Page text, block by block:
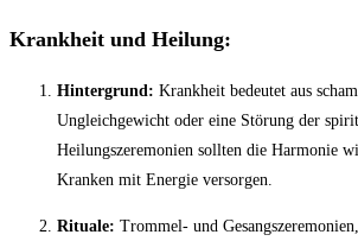
Krankheit und Heilung:
Hintergrund: Krankheit bedeutet aus
Ungleichgewicht oder eine Störung der
Heilungszeremonien sollten die Harmonie
Kranken mit Energie versorgen.
Rituale: Trommel- und